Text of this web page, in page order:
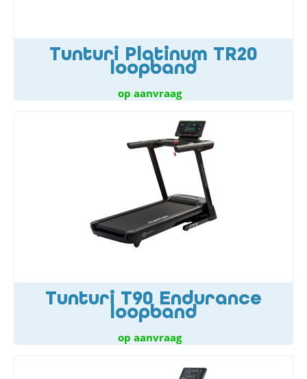
Tunturi Platinum TR20
loopband
op aanvraag
Tunturi T90 Endurance
loopband
op aanvraag